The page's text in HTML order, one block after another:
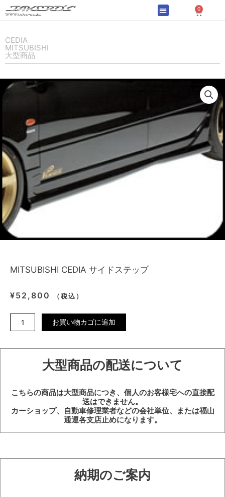
容
ス
キ
ッ
0
Cart
CEDIA
MITSUBISHI
大型商品
MITSUBISHI CEDIA サイドステップ
¥52,800 （税込）
MITSUBISHI
CEDIA
ッ
プ
お買い物カゴに追加
大型商品の配送について
こちらの商品は大型商品につき、個人のお客様宅への直接配
送はできません。
カーショップ、自動車修理業者などの会社単位、または福山
通運各支店止めになります。
納期のご案内